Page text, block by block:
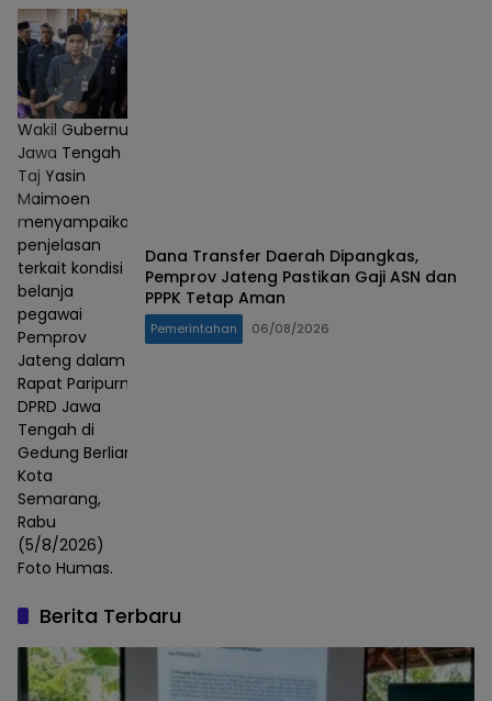
Wakil Gubernur
Jawa Tengah
Taj Yasin
Maimoen
menyampaikan
penjelasan
terkait kondisi
belanja
pegawai
Pemprov
Jateng dalam
Rapat Paripurna
DPRD Jawa
Tengah di
Gedung Berlian,
Kota
Semarang,
Rabu
(5/8/2026)
Foto Humas.
Dana Transfer Daerah Dipangkas,
Pemprov Jateng Pastikan Gaji ASN dan
PPPK Tetap Aman
Pemerintahan 06/08/2026
Berita Terbaru